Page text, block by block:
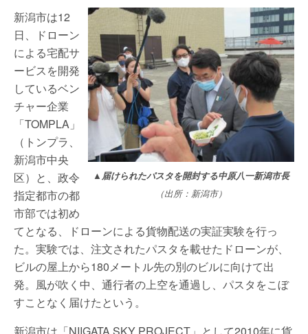
▲届けられたパスタを開封する中原八一新潟市長
（出所：新潟市）
新潟市は12
日、ドローン
による宅配サ
ービスを開発
しているベン
チャー企業
「TOMPLA」
（トンプラ、
新潟市中央
区）と、政令
指定都市の都
市部では初め
てとなる、ドローンによる貨物配送の実証実験を行っ
た。実験では、注文されたパスタを載せたドローンが、
ビルの屋上から180メートル先の別のビルに向けて出
発。風が吹く中、通行者の上空を通過し、パスタをこぼ
すことなく届けたという。